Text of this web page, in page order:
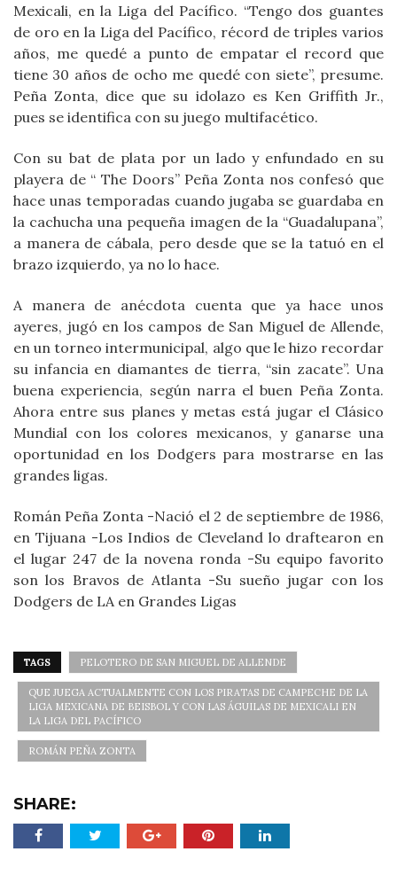
Mexicali, en la Liga del Pacífico. “Tengo dos guantes
de oro en la Liga del Pacífico, récord de triples varios
años, me quedé a punto de empatar el record que
tiene 30 años de ocho me quedé con siete”, presume.
Peña Zonta, dice que su idolazo es Ken Griffith Jr.,
pues se identifica con su juego multifacético.
Con su bat de plata por un lado y enfundado en su
playera de “ The Doors” Peña Zonta nos confesó que
hace unas temporadas cuando jugaba se guardaba en
la cachucha una pequeña imagen de la “Guadalupana”,
a manera de cábala, pero desde que se la tatuó en el
brazo izquierdo, ya no lo hace.
A manera de anécdota cuenta que ya hace unos
ayeres, jugó en los campos de San Miguel de Allende,
en un torneo intermunicipal, algo que le hizo recordar
su infancia en diamantes de tierra, “sin zacate”. Una
buena experiencia, según narra el buen Peña Zonta.
Ahora entre sus planes y metas está jugar el Clásico
Mundial con los colores mexicanos, y ganarse una
oportunidad en los Dodgers para mostrarse en las
grandes ligas.
Román Peña Zonta -Nació el 2 de septiembre de 1986,
en Tijuana -Los Indios de Cleveland lo draftearon en
el lugar 247 de la novena ronda -Su equipo favorito
son los Bravos de Atlanta -Su sueño jugar con los
Dodgers de LA en Grandes Ligas
TAGS PELOTERO DE SAN MIGUEL DE ALLENDE
QUE JUEGA ACTUALMENTE CON LOS PIRATAS DE CAMPECHE DE LA
LIGA MEXICANA DE BEISBOL Y CON LAS ÁGUILAS DE MEXICALI EN
LA LIGA DEL PACÍFICO
ROMÁN PEÑA ZONTA
SHARE: